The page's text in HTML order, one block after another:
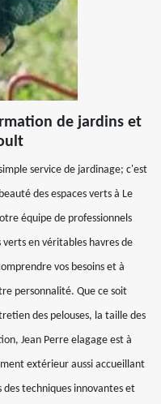
de jardins et
service de jardinage; c'est
des espaces verts à Le
équipe de professionnels
en véritables havres de
vos besoins et à
personnalité. Que ce soit
des pelouses, la taille des
Jean Perre elagage est à
extérieur aussi accueillant
techniques innovantes et